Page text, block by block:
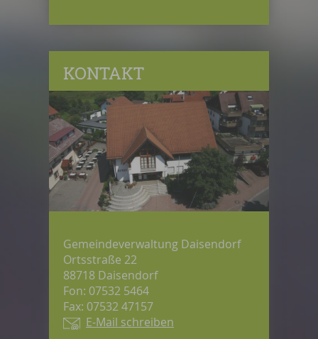
KONTAKT
Gemeindeverwaltung Daisendorf
Ortsstraße 22
88718 Daisendorf
Fon: 07532 5464
Fax: 07532 47157
E-Mail schreiben